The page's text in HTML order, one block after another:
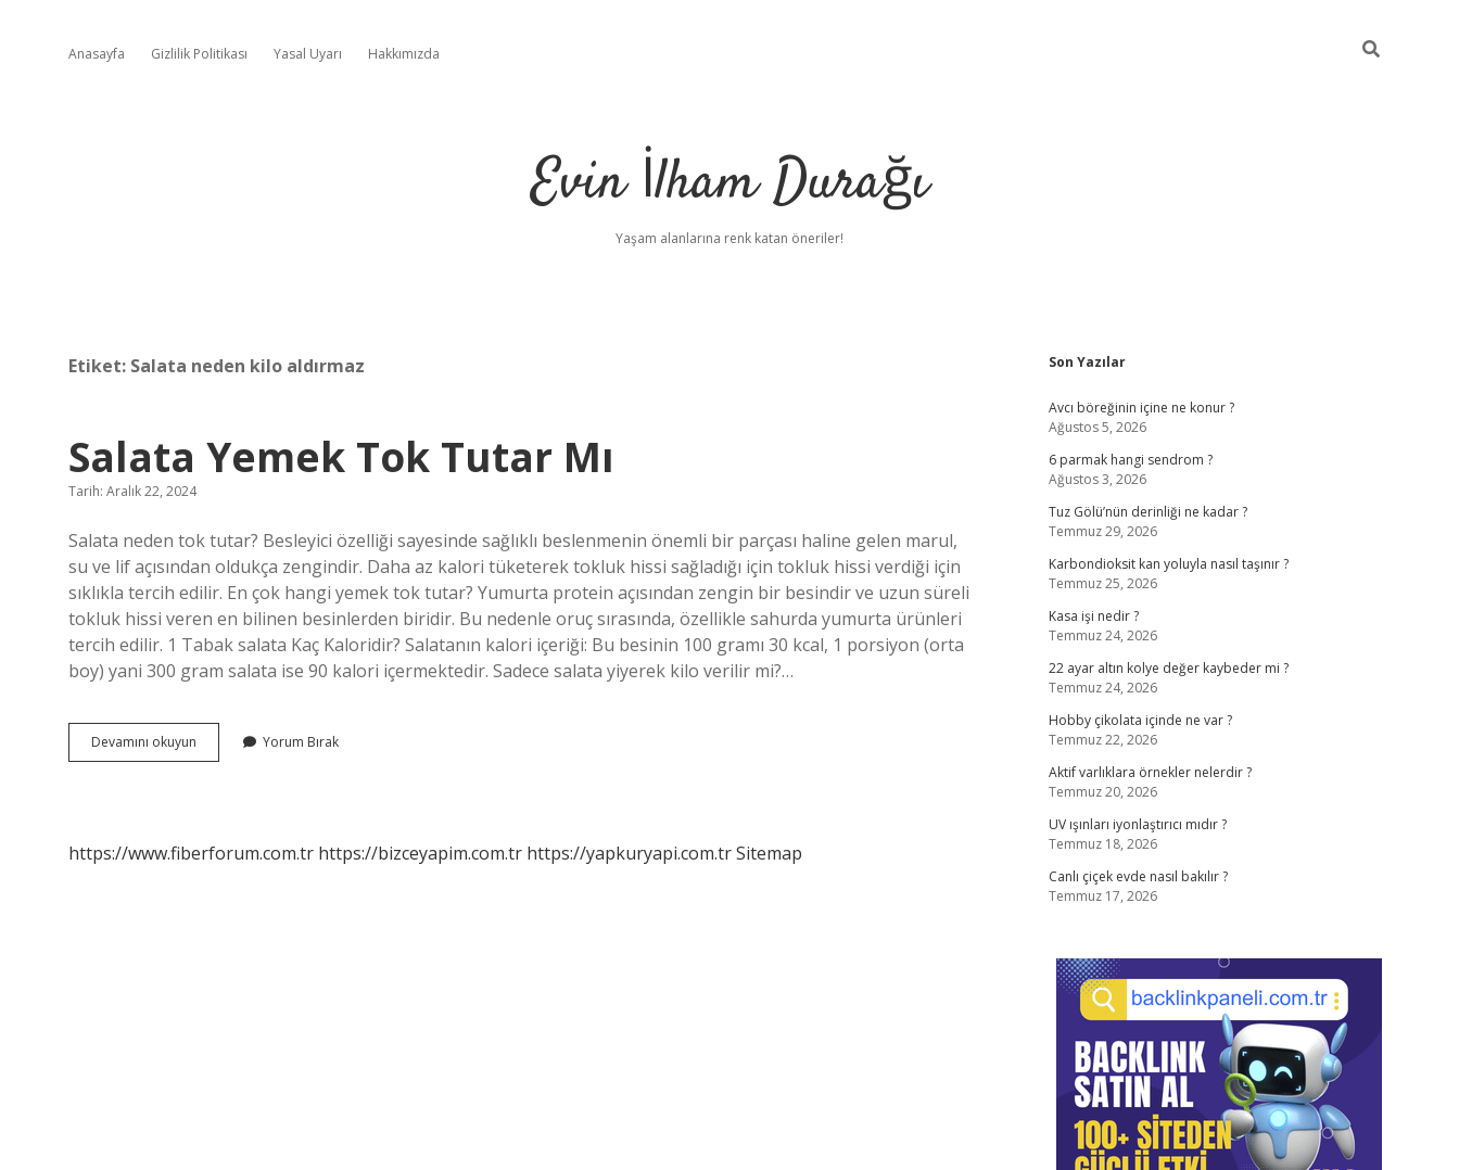
Anasayfa Gizlilik Politikası Yasal Uyarı Hakkımızda
Evin İlham Durağı
Yaşam alanlarına renk katan öneriler!
Etiket: Salata neden kilo aldırmaz
Salata Yemek Tok Tutar Mı
Tarih: Aralık 22, 2024
Salata neden tok tutar? Besleyici özelliği sayesinde sağlıklı beslenmenin önemli bir parçası haline gelen marul,
su ve lif açısından oldukça zengindir. Daha az kalori tüketerek tokluk hissi sağladığı için tokluk hissi verdiği için
sıklıkla tercih edilir. En çok hangi yemek tok tutar? Yumurta protein açısından zengin bir besindir ve uzun süreli
tokluk hissi veren en bilinen besinlerden biridir. Bu nedenle oruç sırasında, özellikle sahurda yumurta ürünleri
tercih edilir. 1 Tabak salata Kaç Kaloridir? Salatanın kalori içeriği: Bu besinin 100 gramı 30 kcal, 1 porsiyon (orta
boy) yani 300 gram salata ise 90 kalori içermektedir. Sadece salata yiyerek kilo verilir mi?…
Devamını okuyun
Yemek
Yorum Bırak
https://www.fiberforum.com.tr https://bizceyapim.com.tr https://yapkuryapi.com.trSitemap
Sidebar
Son Yazılar
Avcı böreğinin içine ne konur ?
Ağustos 5, 2026
6 parmak hangi sendrom ?
Ağustos 3, 2026
Tuz Gölü’nün derinliği ne kadar ?
Temmuz 29, 2026
Karbondioksit kan yoluyla nasıl taşınır ?
Temmuz 25, 2026
Kasa işi nedir ?
Temmuz 24, 2026
22 ayar altın kolye değer kaybeder mi ?
Temmuz 24, 2026
Hobby çikolata içinde ne var ?
Temmuz 22, 2026
Aktif varlıklara örnekler nelerdir ?
Temmuz 20, 2026
UV ışınları iyonlaştırıcı mıdır ?
Temmuz 18, 2026
Canlı çiçek evde nasıl bakılır ?
Temmuz 17, 2026